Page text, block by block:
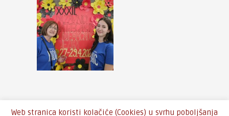
Web stranica koristi kolačiće (Cookies) u svrhu poboljšanja